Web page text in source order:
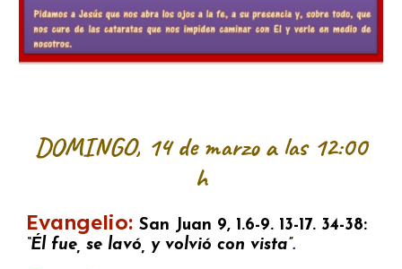
DOMINGO, 14de marzo a las 12:00
h
Evangelio: San Juan 9, 1.6-9. 13-17. 34-38:
“Él fue, se lavó, y volvió con vista”.